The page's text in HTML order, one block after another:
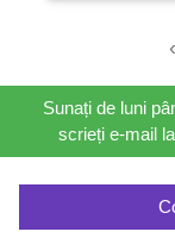
Sunați de luni
scrieți e-mail